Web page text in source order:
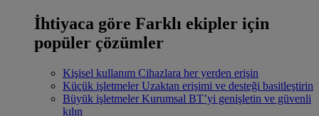
İhtiyaca göre Farklı ekipler için
popüler çözümler
Kişisel kullanım Cihazlara her yerden erişin
Küçük işletmeler Uzaktan erişimi ve desteği basitleştirin
Büyük işletmeler Kurumsal BT’yi genişletin ve güvenli
kılın